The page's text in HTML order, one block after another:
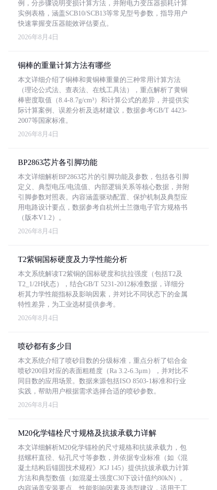
例，分步骤说明变损计算方法，并附电力变压器损耗计算
实例表格，涵盖SCB10/SCB13等常见型号参数，指导用户
快速掌握变压器能效评估要点。
2026年8月4日
铜棒的重量计算方法有哪些
本文详细介绍了铜棒和黄铜棒重量的三种常用计算方法
（理论公式法、查表法、在线工具法），重点解析了黄铜
棒密度取值（8.4-8.7g/cm³）和计算公式的差异，并提供实
际计算案例、误差分析及选材建议，数据参考GB/T 4423-
2007等国家标准。
2026年8月4日
BP2863芯片各引脚功能
本文详细解析BP2863芯片的引脚功能及参数，包括各引脚
定义、典型电压/电流值、内部逻辑关系等核心数据，并附
引脚参数对照表。内容涵盖驱动配置、保护机制及典型应
用电路设计要点，数据参考自杭州士兰微电子官方规格书
（版本V1.2）。
2026年8月4日
T2紫铜国标硬度及力学性能分析
本文系统解读T2紫铜的国标硬度和抗拉强度（包括T2及
T2_1/2H状态），结合GB/T 5231-2012标准数据，详细分
析其力学性能指标及影响因素，并对比不同状态下的金属
特性差异，为工业选材提供参考。
2026年8月4日
喷砂都有多少目
本文系统介绍了喷砂目数的分级标准，重点分析了铝合金
喷砂200目对应的表面粗糙度（Ra 3.2-6.3μm），并对比不
同目数的应用场景。数据来源包括ISO 8503-1标准和行业
实践，帮助用户根据需求选择合适的喷砂参数。
2026年8月4日
M20化学锚栓尺寸规格及抗拔承载力详解
本文详细解析M20化学锚栓的尺寸规格和抗拔承载力，包
括螺杆直径、钻孔尺寸等参数，并依据专业标准（如《混
凝土结构后锚固技术规程》JGJ 145）提供抗拔承载力计算
方法和典型数值（如混凝土强度C30下设计值约80kN）。
内容涵盖安装要点、性能影响因素及选型建议，适用于工